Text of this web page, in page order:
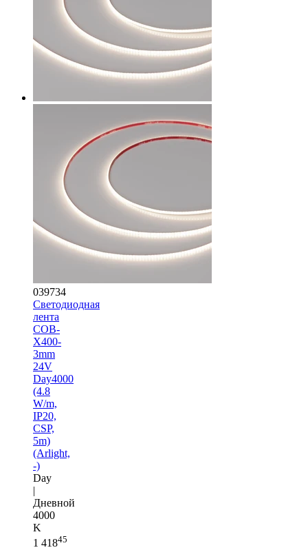
039734
Светодиодная
лента
COB-
X400-
3mm
24V
Day4000
(4.8
W/m,
IP20,
CSP,
5m)
(Arlight,
-)
Day
|
Дневной
4000
K
1 41845